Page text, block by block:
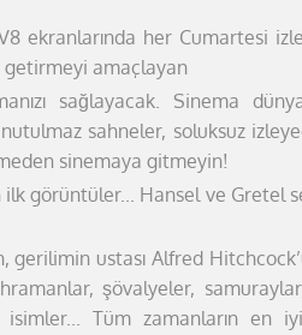
ekranlarında her Cumartesi
getirmeyi amaçlayan
sağlayacak. Sinema
sahneler, soluksuz
sinemaya gitmeyin!
ilk görüntüler... Hansel ve Gretel
gerilimin ustası Alfred
şövalyeler,
isimler... Tüm zamanların en